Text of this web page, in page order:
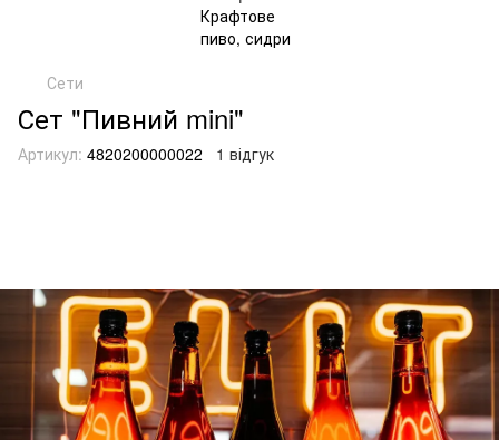
Сети
Сет "Пивний mini"
Артикул: 4820200000022 1 відгук